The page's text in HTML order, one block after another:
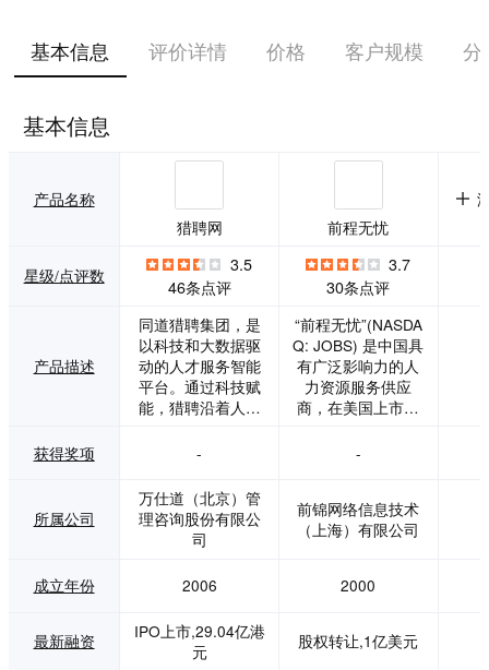
基本信息 评价详情 价格 客户规模 分
基本信息
产品名称
猎聘网
前程无忧
星级/点评数
3.5
46条点评
3.7
30条点评
产品描述
同道猎聘集团，是
以科技和大数据驱
动的人才服务智能
平台。通过科技赋
能，猎聘沿着人力
人提供更加完善的
人力资源服务。 平
台作为企业、猎
头、职业经理人的
和招聘活动线上
验为核心的交易模
式。平台在企业端
“前程无忧”(NASDA
Q: JOBS) 是中国具
有广泛影响力的人
力资源服务供应
商，在美国上市的
上经验丰富的专业
顾问队伍，提供包
内的全方位专业人
全国25个城市设有
服务机构，是国内
获得奖项 - -
所属公司
万仕道（北京）管
理咨询股份有限公
司
前锦网络信息技术
（上海）有限公司
成立年份 2006 2000
最新融资
IPO上市,29.04亿港
元
股权转让,1亿美元